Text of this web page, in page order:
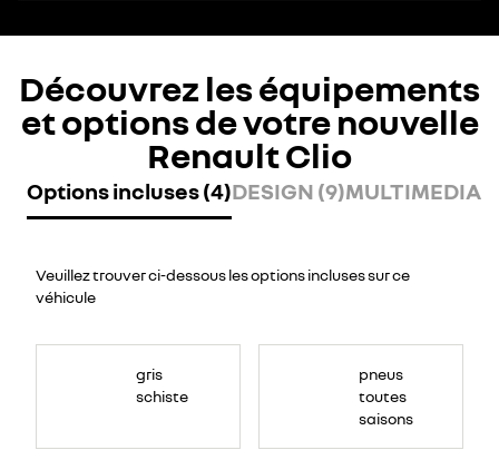
Découvrez les équipements
et options de votre nouvelle
Renault Clio
Options incluses (4)DESIGN (9)MULTIMEDIA
Veuillez trouver ci-dessous les options incluses sur ce
véhicule
gris
schiste
pneus
toutes
saisons